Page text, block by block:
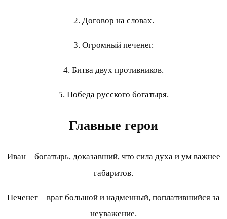
2. Договор на словах.
3. Огромный печенег.
4. Битва двух противников.
5. Победа русского богатыря.
Главные герои
Иван – богатырь, доказавший, что сила духа и ум важнее
габаритов.
Печенег – враг большой и надменный, поплатившийся за
неуважение.